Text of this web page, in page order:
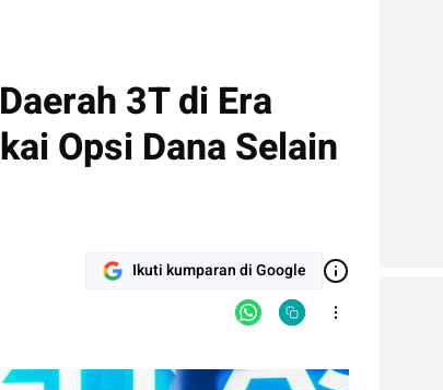
3T di Era
Opsi Dana Selain
Ikuti kumparan di Google